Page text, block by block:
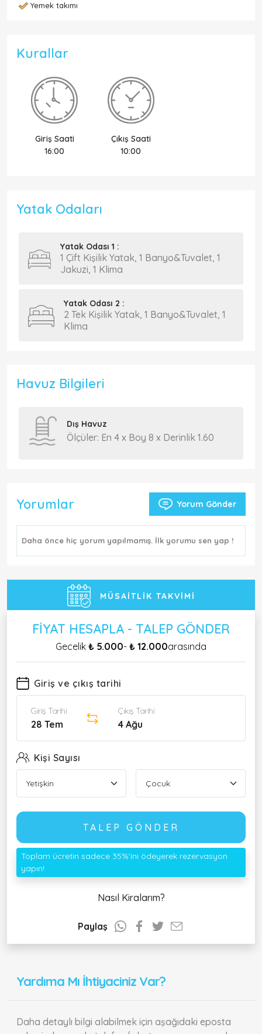
Yemek takımı
Kurallar
Giriş Saati
16:00
Çıkış Saati
10:00
Yatak Odaları
Yatak Odası 1 :
1 Çift Kişilik Yatak, 1 Banyo&Tuvalet, 1
Jakuzi, 1 Klima
Yatak Odası 2 :
2 Tek Kişilik Yatak, 1 Banyo&Tuvalet, 1
Klima
Havuz Bilgileri
Dış Havuz
Ölçüler: En 4 x Boy 8 x Derinlik 1.60
Yorumlar Yorum Gönder
Daha önce hiç yorum yapılmamış. İlk yorumu sen yap !
MÜSAITLIK TAKVIMI
FIYAT HESAPLA - TALEP GÖNDER
Gecelik ₺ 5.000- ₺ 12.000arasında
Giriş ve çıkış tarihi
Giriş Tarihi
28 Tem
Çıkış Tarihi
4 Ağu
Kişi Sayısı
TALEP GÖNDER
Toplam ücretin sadece 35%'ini ödeyerek rezervasyon
yapın!
Nasıl Kiralarım?
Paylaş
Yardıma Mı İhtiyaciniz Var?
Daha detaylı bilgi alabilmek için aşağıdaki eposta